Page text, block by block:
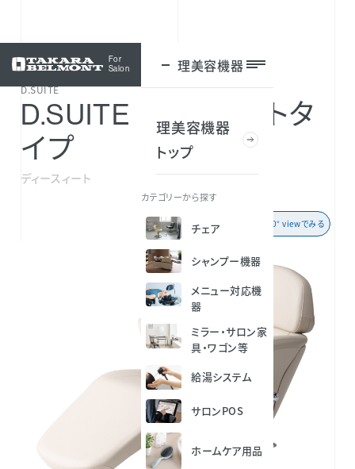
For
Salon
理美容機器
理美容機器
トップ
カテゴリーから探す
チェア
シャンプー機器
メニュー対応機
器
ミラー・サロン家
具・ワゴン等
給湯システム
サロンPOS
ホームケア用品
ログイン
D.SUITE
D.SUITE レッグレストタ
イプ
ディースィート
360° viewでみる